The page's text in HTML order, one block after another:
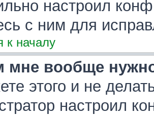
настроил
с ним для
к началу
мне вообще
этого и не
настроил